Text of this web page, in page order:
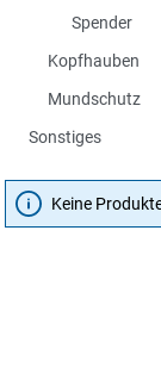
Spender
Kopfhauben
Mundschutz
Sonstiges
Keine